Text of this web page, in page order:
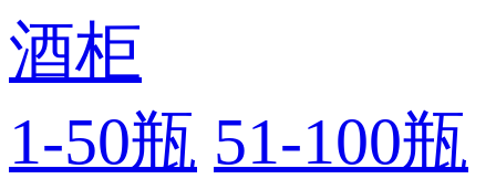
酒柜
1-50瓶 51-100瓶